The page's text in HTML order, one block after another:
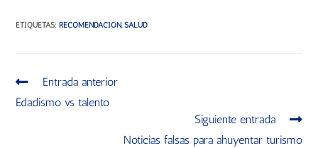
ETIQUETAS:RECOMENDACIÓN, SALUD
Entrada anterior
Edadismo vs talento
Siguiente entrada
Noticias falsas para ahuyentar turismo